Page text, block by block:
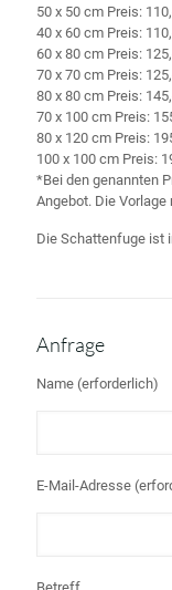
50 x 50 cm Preis:
40 x 60 cm Preis:
60 x 80 cm Preis:
70 x 70 cm Preis:
80 x 80 cm Preis:
70 x 100 cm Preis:
80 x 120 cm Preis:
100 x 100 cm Preis:
*Bei den genannten
Angebot. Die
Die Schattenfuge ist
Anfrage
Name (erforderlich)
E-Mail-Adresse